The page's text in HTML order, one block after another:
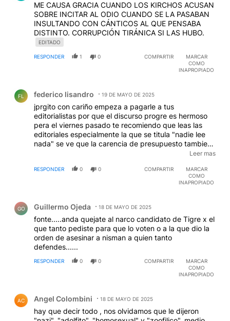
ME CAUSA GRACIA CUANDO LOS KIRCHOS ACUSAN
SOBRE INCITAR AL ODIO CUANDO SE LA PASABAN
INSULTANDO CON CÁNTICOS AL QUE PENSABA
DISTINTO. CORRUPCIÓN TIRÁNICA SI LAS HUBO.
EDITADO
RESPONDER 1 0 COMPARTIR
MARCAR
COMO
INAPROPIADO
FL federico lisandro 19 DE MAYO DE 2025
jprgito con cariño empeza a pagarle a tus
editorialistas por que el discurso progre es hermoso
pera el viernes pasado te recomiendo que leas las
editoriales especialmente la que se titula "nadie lee
nada" se ve que la carencia de presupuesto tambien
implica que tampoco le pagues a los redactores ni
es que dia a dia tu moral y tu etica difieren de tu
discurso ,tener a un periodista 6 meses sin pagarle el
Leer mas
RESPONDER 0 0 COMPARTIR
MARCAR
COMO
INAPROPIADO
GO Guillermo Ojeda 18 DE MAYO DE 2025
fonte.....anda quejate al narco candidato de Tigre x el
que tanto pediste para que lo voten o a la que dio la
orden de asesinar a nisman a quien tanto
defendes......
RESPONDER 0 0 COMPARTIR
MARCAR
COMO
INAPROPIADO
AC Angel Colombini 18 DE MAYO DE 2025
hay que decir todo , nos olvidamos que le dijeron